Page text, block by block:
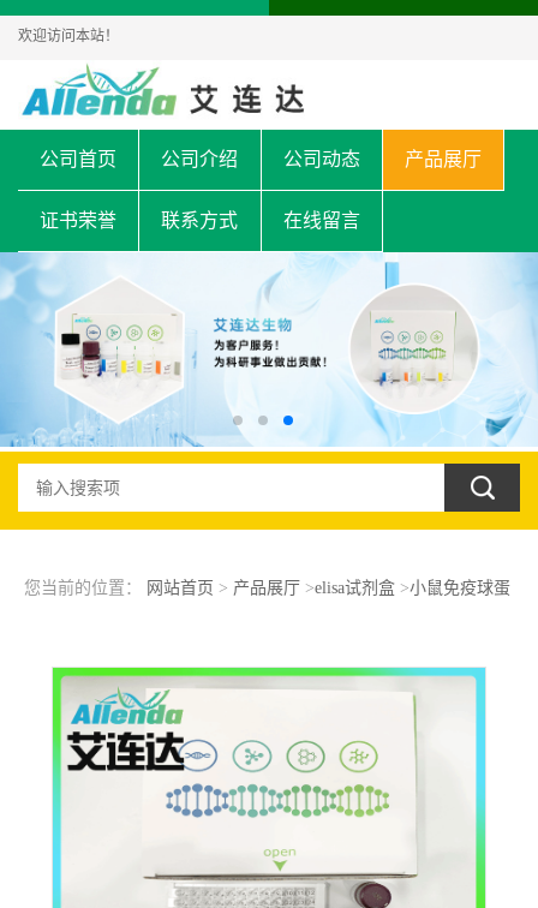
欢迎访问本站！
公司首页 公司介绍 公司动态 产品展厅
证书荣誉 联系方式 在线留言
您当前的位置： 网站首页 > 产品展厅 >elisa试剂盒>小鼠免疫球蛋